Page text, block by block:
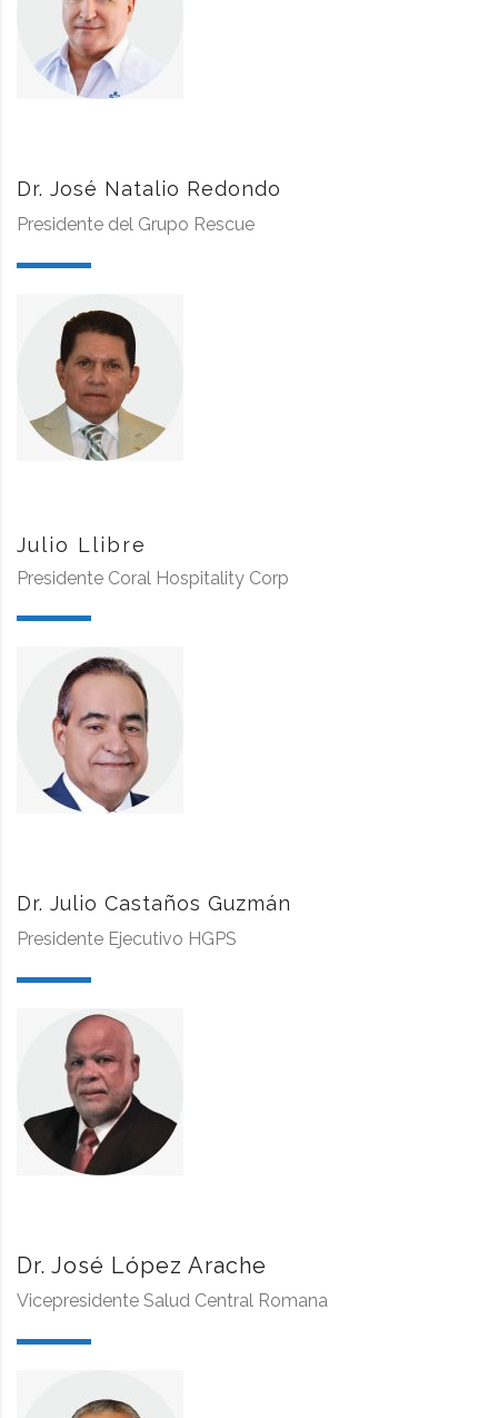
Dr. José Natalio Redondo
Presidente del Grupo Rescue
Julio Llibre
Presidente Coral Hospitality Corp
Dr. Julio Castaños Guzmán
Presidente Ejecutivo HGPS
Dr. José López Arache
Vicepresidente Salud Central Romana